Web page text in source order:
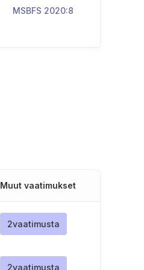
MSBFS 2020:8
Muut vaatimukset
2vaatimusta
2vaatimusta